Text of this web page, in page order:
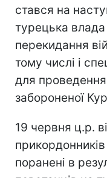
стався на
турецька
перекидання
тому числі і
для проведення
забороненої
19 червня ц.р.
поранені в